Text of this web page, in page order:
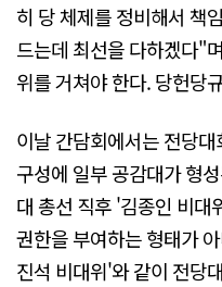
히 당 체제를 정비해서 책
드는데 최선을 다하겠다"
위를 거쳐야 한다. 당헌당
이날 간담회에서는 전당
구성에 일부 공감대가 형
대 총선 직후 '김종인 비
권한을 부여하는 형태가
진석 비대위'와 같이 전당